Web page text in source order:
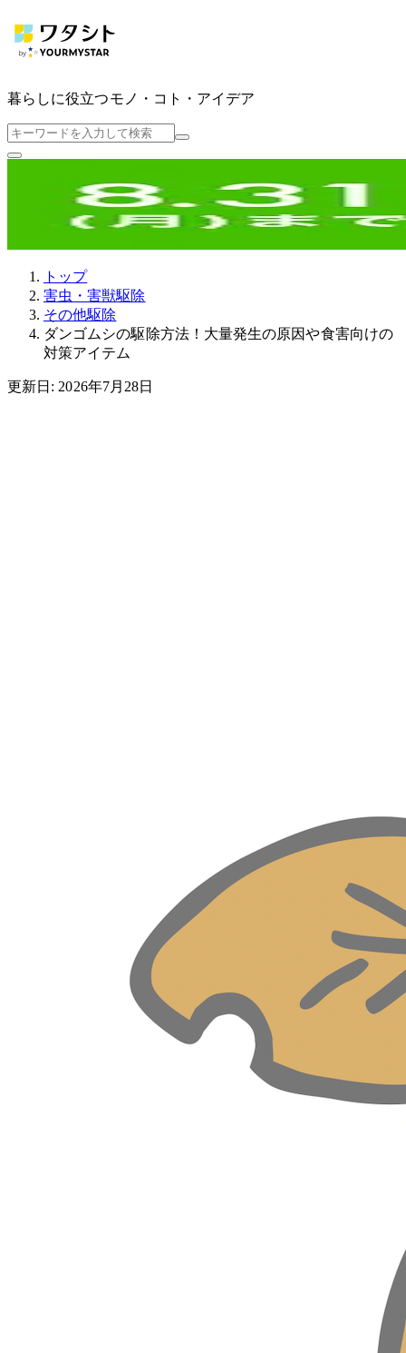
暮らしに役立つモノ・コト・アイデア
トップ
害虫・害獣駆除
その他駆除
ダンゴムシの駆除方法！大量発生の原因や食害向けの
対策アイテム
更新日: 2026年7月28日